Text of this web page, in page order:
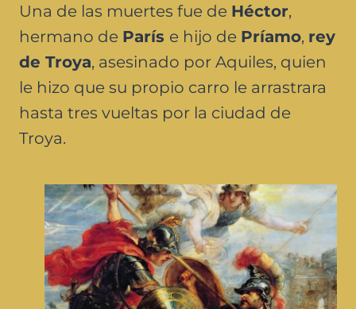
Una de las muertes fue de Héctor,
hermano de París e hijo de Príamo, rey
de Troya, asesinado por Aquiles, quien
le hizo que su propio carro le arrastrara
hasta tres vueltas por la ciudad de
Troya.